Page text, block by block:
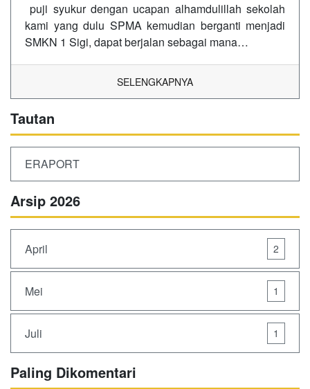
puji syukur dengan ucapan alhamdulillah sekolah
kami yang dulu SPMA kemudian berganti menjadi
SMKN 1 Sigi, dapat berjalan sebagai mana…
SELENGKAPNYA
Tautan
ERAPORT
Arsip 2026
April 2
Mei 1
Juli 1
Paling Dikomentari